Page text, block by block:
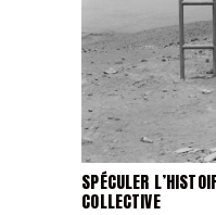
SPÉCULER
COLLECTIVE